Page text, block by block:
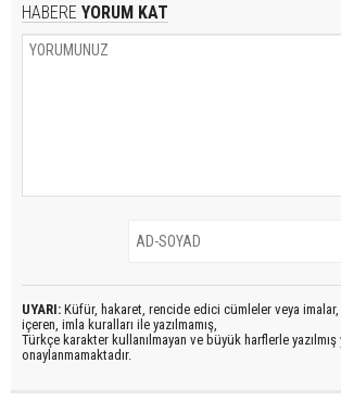
HABERE YORUM KAT
UYARI: Küfür, hakaret, rencide edici cümleler veya imalar,
içeren, imla kuralları ile yazılmamış,
Türkçe karakter kullanılmayan ve büyük harflerle
onaylanmamaktadır.